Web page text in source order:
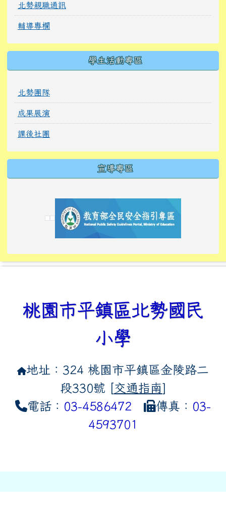
北勢親職通訊
輔導專欄
學生活動專區
北勢團隊
成果展演
課後社團
宣導專區
link to https://
link to https://10000.gov.tw/
link to https://
link to https://10000.gov.tw/
link to https://
link to https://
link to https://i.win.org.tw/
link to https://
link to https://
link to https://
link to https://
桃園市平鎮區北勢國民
小學
地址：324 桃園市平鎮區金陵路二
段330號 [交通指南]
電話： 03-4586472 傳真： 03-
4593701